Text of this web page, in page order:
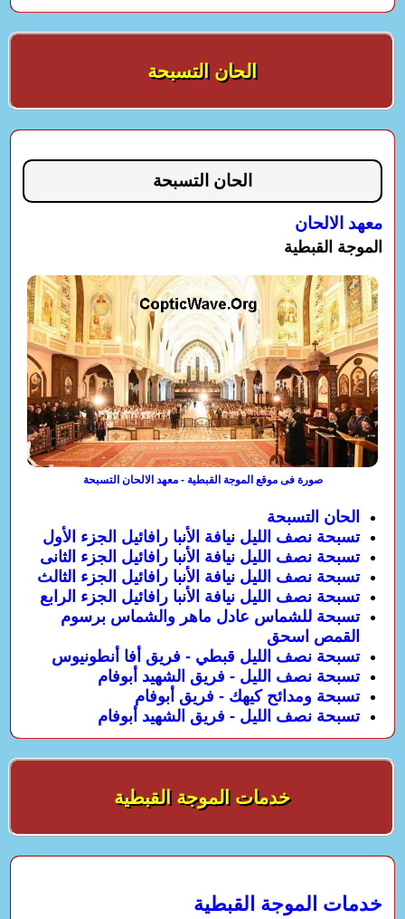
الحان التسبحة
الحان التسبحة
معهد الالحان
الموجة القبطية
صورة فى موقع الموجة القبطية - معهد الالحان التسبحة
الحان التسبحة
تسبحة نصف الليل نيافة الأنبا رافائيل الجزء الأول
تسبحة نصف الليل نيافة الأنبا رافائيل الجزء الثانى
تسبحة نصف الليل نيافة الأنبا رافائيل الجزء الثالث
تسبحة نصف الليل نيافة الأنبا رافائيل الجزء الرابع
تسبحة للشماس عادل ماهر والشماس برسوم
القمص اسحق
تسبحة نصف الليل قبطي - فريق أفا أنطونيوس
تسبحة نصف الليل - فريق الشهيد أبوفام
تسبحة ومدائح كيهك - فريق أبوفام
تسبحة نصف الليل - فريق الشهيد أبوفام
خدمات الموجة القبطية
خدمات الموجة القبطية